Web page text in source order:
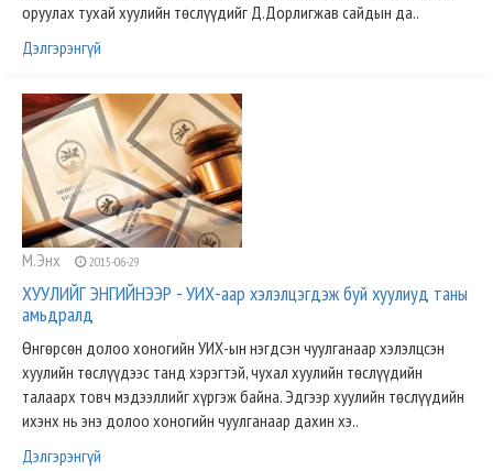
оруулах тухай хуулийн төслүүдийг Д.Дорлигжав сайдын да..
Дэлгэрэнгүй
М.Энх 2015-06-29
ХУУЛИЙГ ЭНГИЙНЭЭР - УИХ-аар хэлэлцэгдэж буй хуулиуд таны
амьдралд
Өнгөрсөн долоо хоногийн УИХ-ын нэгдсэн чуулганаар хэлэлцсэн
хуулийн төслүүдээс танд хэрэгтэй, чухал хуулийн төслүүдийн
талаарх товч мэдээллийг хүргэж байна. Эдгээр хуулийн төслүүдийн
ихэнх нь энэ долоо хоногийн чуулганаар дахин хэ..
Дэлгэрэнгүй